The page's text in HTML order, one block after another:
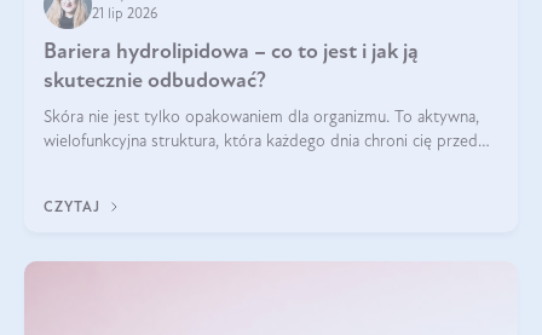
21 lip 2026
Bariera hydrolipidowa – co to jest i jak ją
skutecznie odbudować?
Skóra nie jest tylko opakowaniem dla organizmu. To aktywna,
wielofunkcyjna struktura, która każdego dnia chroni cię przed
bariera hydrolipidowa.
CZYTAJ